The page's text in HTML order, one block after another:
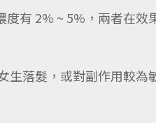
度有 2% ~ 5%，兩者在效
生落髮，或對副作用較為